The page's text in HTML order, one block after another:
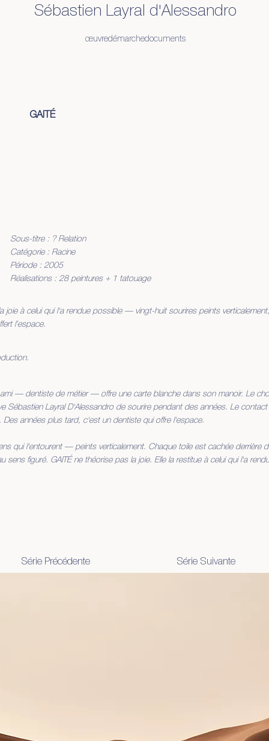
œuvredémarchedocuments
Sébastien Layral d'Alessandro
GAITÉ
Sous-titre : ? Relation
Catégorie : Racine
Période : 2005
Réalisations : 28 peintures + 1 tatouage
joie à celui qui l'a rendue possible — vingt-huit sourires peints
l’espace.
— dentiste de métier — offre une carte blanche dans son manoir. Le
Sébastien Layral D'Alessandro de sourire pendant des années. Le
années plus tard, c'est un dentiste qui offre l'espace.
qui l'entourent — peints verticalement. Chaque toile est cachée derrière
figuré. GAITÉ ne théorise pas la joie. Elle la restitue à celui qui l'a
Série Précédente Série Suivante